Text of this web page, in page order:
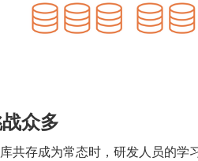
众多
共存成为常态时，研发人员的